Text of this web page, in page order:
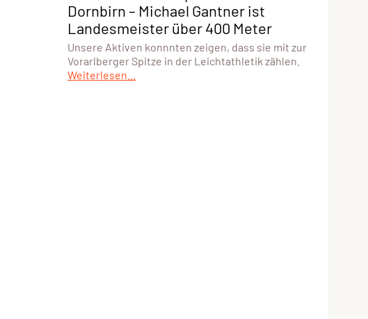
Dornbirn – Michael Gantner ist
Landesmeister über 400 Meter
Unsere Aktiven konnnten zeigen, dass sie mit zur
Vorarlberger Spitze in der Leichtathletik zählen.
Weiterlesen...